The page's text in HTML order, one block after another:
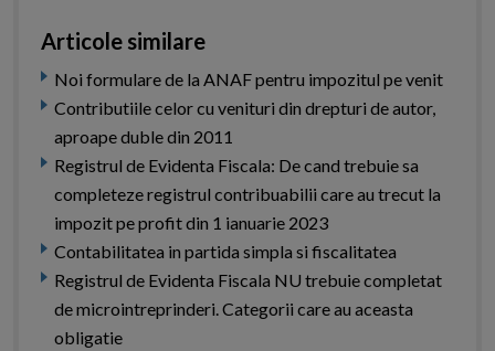
Articole similare
Noi formulare de la ANAF pentru impozitul pe venit
Contributiile celor cu venituri din drepturi de autor,
aproape duble din 2011
Registrul de Evidenta Fiscala: De cand trebuie sa
completeze registrul contribuabilii care au trecut la
impozit pe profit din 1 ianuarie 2023
Contabilitatea in partida simpla si fiscalitatea
Registrul de Evidenta Fiscala NU trebuie completat
de microintreprinderi. Categorii care au aceasta
obligatie